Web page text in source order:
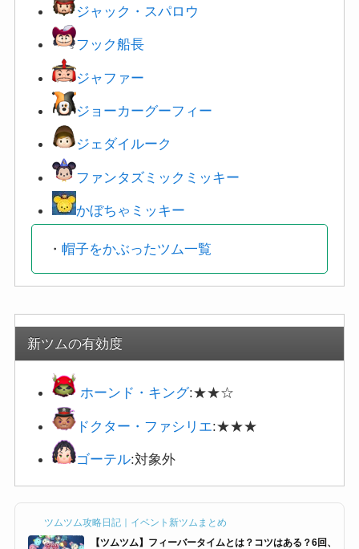
ジャック・スパロウ
フック船長
ジャファー
ジョーカーグーフィー
ジェダイルーク
ファンタズミックミッキー
かぼちゃミッキー
・ 帽子をかぶったツム一覧
新ツムの有効度
ホーンド・キング:★★☆
ドクター・ファシリエ:★★★
ゴーテル:対象外
ツムツム攻略日記｜イベント新ツムまとめ
【ツムツム】フィーバータイムとは？コツはある？6回、